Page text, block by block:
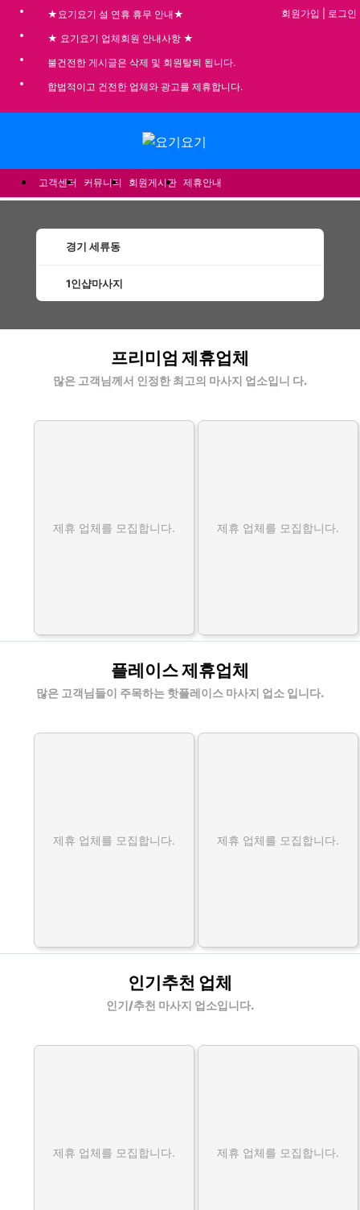
★요기요기 설 연휴 휴무 안내★
★ 요기요기 업체회원 안내사항 ★
불건전한 게시글은 삭제 및 회원탈퇴 됩니다.
합법적이고 건전한 업체와 광고를 제휴합니다.
회원가입 로그인
고객센터 커뮤니티 회원게시판 제휴안내
경기 세류동
1인샵마사지
프리미엄 제휴업체
많은 고객님께서 인정한 최고의 마사지 업소입니 다.
제휴 업체를 모집합니다. 제휴 업체를 모집합니다.
플레이스 제휴업체
많은 고객님들이 주목하는 핫플레이스 마사지 업소 입니다.
제휴 업체를 모집합니다. 제휴 업체를 모집합니다.
인기추천 업체
인기/추천 마사지 업소입니다.
제휴 업체를 모집합니다. 제휴 업체를 모집합니다.